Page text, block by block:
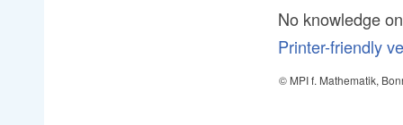
No knowledge
Printer-friendly
© MPI f. Mathematik,